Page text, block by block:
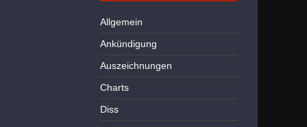
Allgemein
Ankündigung
Auszeichnungen
Charts
Diss